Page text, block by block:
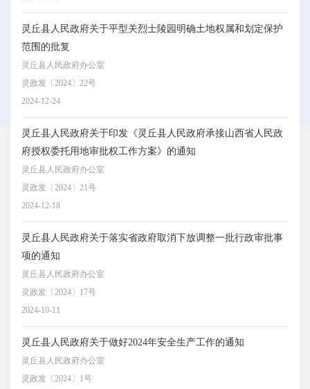
灵丘县人民政府关于平型关烈士陵园明确土地权属和划定保护
范围的批复
灵丘县人民政府办公室
灵政发〔2024〕22号
2024-12-24
灵丘县人民政府关于印发《灵丘县人民政府承接山西省人民政
府授权委托用地审批权工作方案》的通知
灵丘县人民政府办公室
灵政发〔2024〕21号
2024-12-18
灵丘县人民政府关于落实省政府取消下放调整一批行政审批事
项的通知
灵丘县人民政府办公室
灵政发〔2024〕17号
2024-10-11
灵丘县人民政府关于做好2024年安全生产工作的通知
灵丘县人民政府办公室
灵政发〔2024〕1号